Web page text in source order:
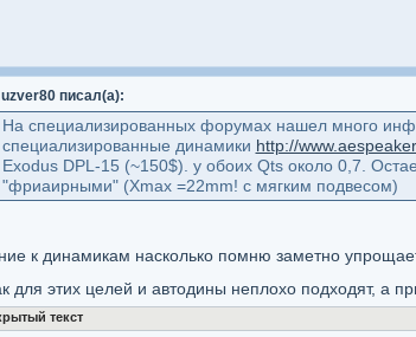
uzver80 писал(а):
На специализированных форумах нашел много
специализированные динамики http://
Exodus DPL-15 (~150$). у обоих Qts около 0,7.
"фриаирными" (Хmax =22mm! с мягким подвесом)
к динамикам насколько помню заметно
для этих целей и автодины неплохо подходят, а
текст